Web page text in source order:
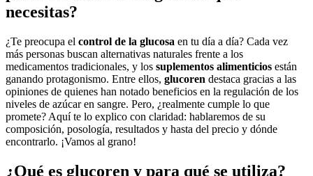
necesitas?
¿Te preocupa el control de la glucosa en tu día a día? Cada vez
más personas buscan alternativas naturales frente a los
medicamentos tradicionales, y los suplementos alimenticios están
ganando protagonismo. Entre ellos, glucoren destaca gracias a las
opiniones de quienes han notado beneficios en la regulación de los
niveles de azúcar en sangre. Pero, ¿realmente cumple lo que
promete? Aquí te lo explico con claridad: hablaremos de su
composición, posología, resultados y hasta del precio y dónde
encontrarlo. ¡Vamos al grano!
¿Qué es glucoren y para qué se utiliza?